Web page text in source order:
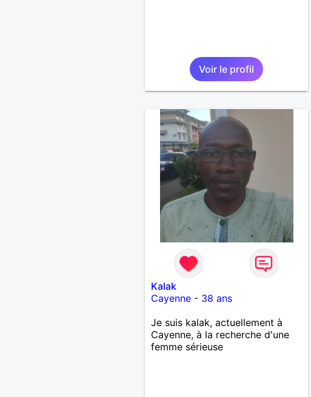
Voir le profil
Kalak
Cayenne- 38 ans
Je suis kalak, actuellement à
Cayenne, à la recherche d'une
femme sérieuse